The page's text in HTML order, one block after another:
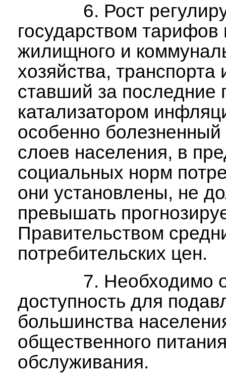
6. Рост
государством тарифов
жилищного и
хозяйства, транспорта
ставший за последние
катализатором
особенно
слоев населения, в
социальных норм
они установлены, не
превышать
Правительством
потребительских
7. Необходимо
доступность для
большинства
общественного
обслуживания.